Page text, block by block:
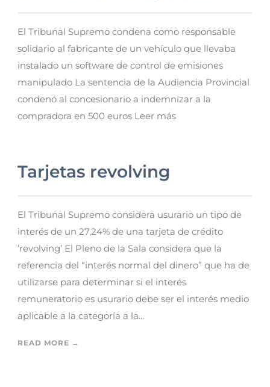
El Tribunal Supremo condena como responsable
solidario al fabricante de un vehículo que llevaba
instalado un software de control de emisiones
manipulado La sentencia de la Audiencia Provincial
condenó al concesionario a indemnizar a la
compradora en 500 euros Leer más
Tarjetas revolving
El Tribunal Supremo considera usurario un tipo de
interés de un 27,24% de una tarjeta de crédito
‘revolving’ El Pleno de la Sala considera que la
referencia del “interés normal del dinero” que ha de
utilizarse para determinar si el interés
remuneratorio es usurario debe ser el interés medio
aplicable a la categoría a la...
READ MORE →